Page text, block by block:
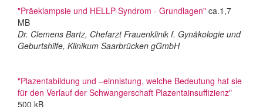
"Präeklampsie und HELLP-Syndrom - Grundlagen" ca.1,7
MB
Dr. Clemens Bartz, Chefarzt Frauenklinik f. Gynäkologie und
Geburtshilfe, Klinikum Saarbrücken gGmbH
"Plazentabildung und –einnistung, welche Bedeutung hat sie
für den Verlauf der Schwangerschaft Plazentainsuffizienz"
500 kB